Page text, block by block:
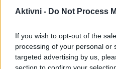
Aktivni - Do Not Process
If you wish to opt-out of the
processing of your personal or
targeted advertising by us,
section to confirm your
Preveč
Naslednjič, ko slabo spite,
zadnjem času
uživanje živil, bogatih z